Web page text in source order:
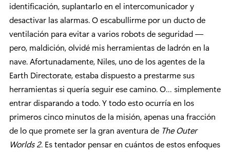
identificación, suplantarlo en el intercomunicador y
desactivar las alarmas. O escabullirme por un ducto de
ventilación para evitar a varios robots de seguridad —
pero, maldición, olvidé mis herramientas de ladrón en la
nave. Afortunadamente, Niles, uno de los agentes de la
Earth Directorate, estaba dispuesto a prestarme sus
herramientas si quería seguir ese camino. O… simplemente
entrar disparando a todo. Y todo esto ocurría en los
primeros cinco minutos de la misión, apenas una fracción
de lo que promete ser la gran aventura de The Outer
Worlds 2. Es tentador pensar en cuántos de estos enfoques